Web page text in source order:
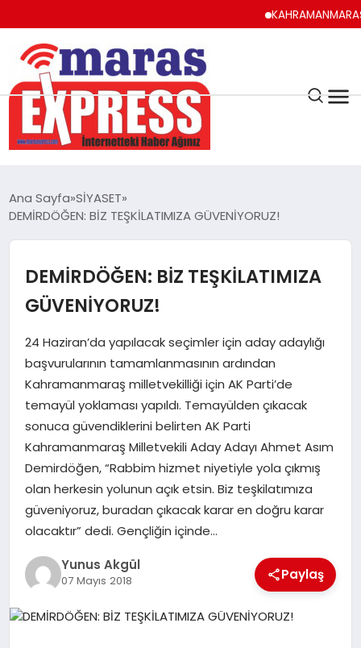
KAHRAMANMARAŞ
K.MARAŞ
ANDIRIN
ÇAĞLAYANCERİT
BİZE ULAŞIN
GÖKSUN
TÜRKOĞLU
PAZARCIK
Ana Sayfa SİYASET
DEMİRDÖĞEN: BİZ TEŞKİLATIMIZA GÜVENİYORUZ!
DEMİRDÖĞEN: BİZ TEŞKİLATIMIZA
GÜVENİYORUZ!
24 Haziran’da yapılacak seçimler için aday adaylığı
başvurularının tamamlanmasının ardından
Kahramanmaraş milletvekilliği için AK Parti’de
temayül yoklaması yapıldı. Temayülden çıkacak
sonuca güvendiklerini belirten AK Parti
Kahramanmaraş Milletvekili Aday Adayı Ahmet Asım
Demirdöğen, “Rabbim hizmet niyetiyle yola çıkmış
olan herkesin yolunun açık etsin. Biz teşkilatımıza
güveniyoruz, buradan çıkacak karar en doğru karar
olacaktır” dedi. Gençliğin içinde…
Yunus Akgül
07 Mayıs 2018 Paylaş